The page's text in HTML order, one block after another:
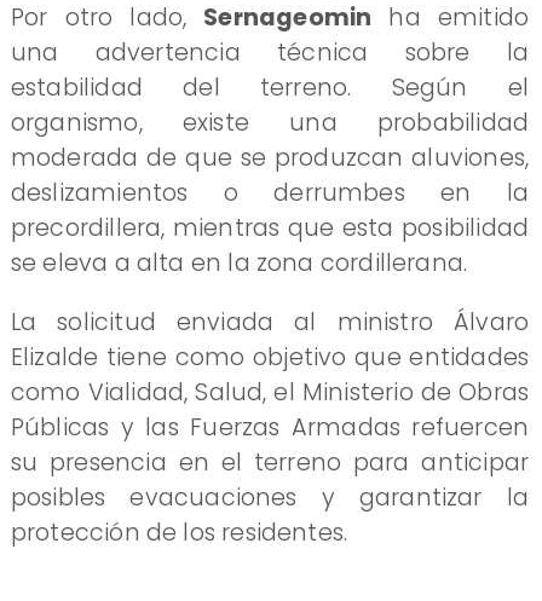
Por otro lado, Sernageomin ha emitido
una advertencia técnica sobre la
estabilidad del terreno. Según el
organismo, existe una probabilidad
moderada de que se produzcan aluviones,
deslizamientos o derrumbes en la
precordillera, mientras que esta posibilidad
se eleva a alta en la zona cordillerana.
La solicitud enviada al ministro Álvaro
Elizalde tiene como objetivo que entidades
como Vialidad, Salud, el Ministerio de Obras
Públicas y las Fuerzas Armadas refuercen
su presencia en el terreno para anticipar
posibles evacuaciones y garantizar la
protección de los residentes.